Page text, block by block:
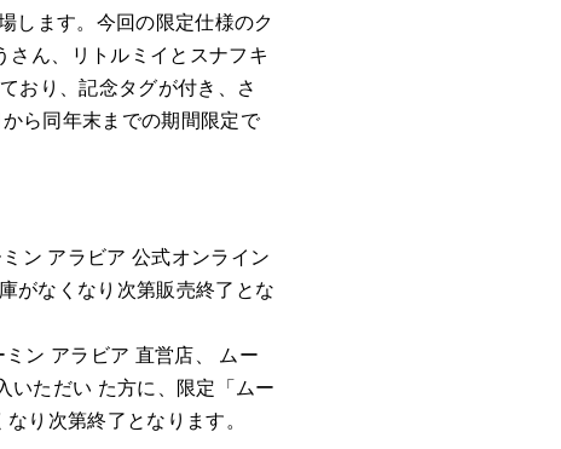
します。今回の限定仕様のク
ん、リトルミイとスナフキ
おり、記念タグが付き、さ
ら同年末までの期間限定で
ン アラビア 公式オンライン
がなくなり次第販売終了とな
ン アラビア 直営店、 ムー
いただい た方に、限定「ムー
り次第終了となります。